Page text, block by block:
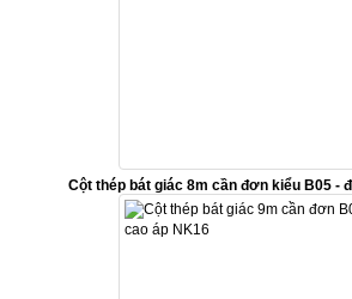
Cột thép bát giác 8m cần đơn kiểu B05 -